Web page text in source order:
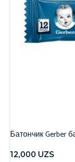
Батончик Gerber
12,000 UZS